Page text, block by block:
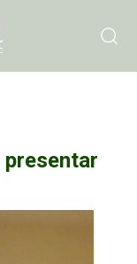
presentar